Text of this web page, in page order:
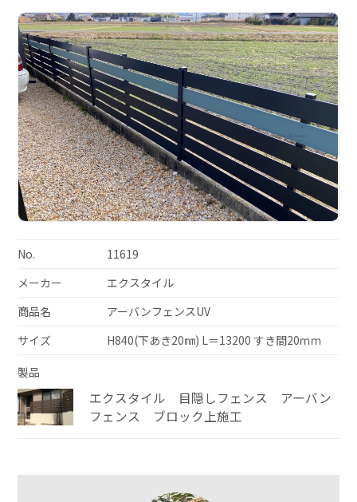
No.
11619
メーカー
エクスタイル
商品名
アーバンフェンスUV
サイズ
H840(下あき20㎜) L＝13200 すき間20ｍｍ
製品
エクスタイル 目隠しフェンス アーバン
フェンス ブロック上施工